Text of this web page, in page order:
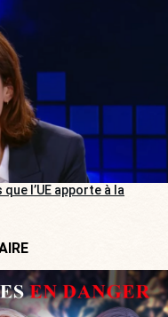
l’UE apporte à la